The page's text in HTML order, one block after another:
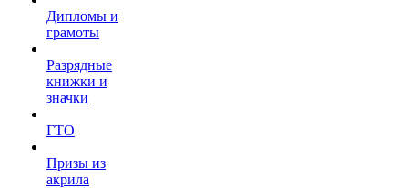
Дипломы и
грамоты
Разрядные
книжки и
значки
ГТО
Призы из
акрила